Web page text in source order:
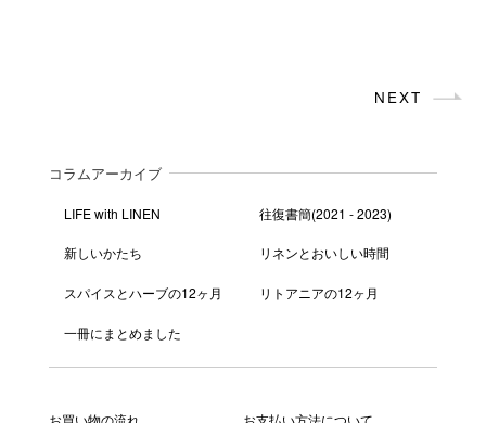
NEXT
コラムアーカイブ
LIFE with LINEN 往復書簡(2021 - 2023)
新しいかたち リネンとおいしい時間
スパイスとハーブの12ヶ月 リトアニアの12ヶ月
一冊にまとめました